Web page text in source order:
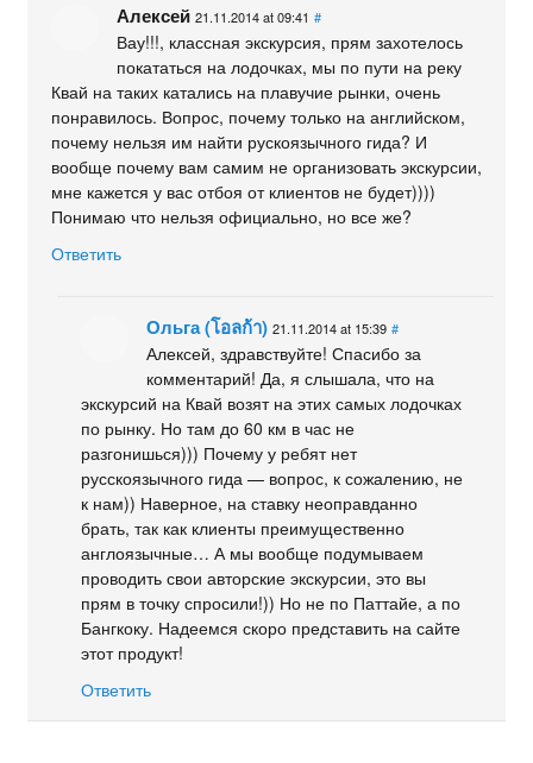
Алексей 21.11.2014 at 09:41 #
Вау!!!, классная экскурсия, прям захотелось
покататься на лодочках, мы по пути на реку
Квай на таких катались на плавучие рынки, очень
понравилось. Вопрос, почему только на английском,
почему нельзя им найти рускоязычного гида? И
вообще почему вам самим не организовать экскурсии,
мне кажется у вас отбоя от клиентов не будет))))
Понимаю что нельзя официально, но все же?
Ответить
Ольга (โอลก้า) 21.11.2014 at 15:39 #
Алексей, здравствуйте! Спасибо за
комментарий! Да, я слышала, что на
экскурсий на Квай возят на этих самых лодочках
по рынку. Но там до 60 км в час не
разгонишься))) Почему у ребят нет
русскоязычного гида — вопрос, к сожалению, не
к нам)) Наверное, на ставку неоправданно
брать, так как клиенты преимущественно
англоязычные… А мы вообще подумываем
проводить свои авторские экскурсии, это вы
прям в точку спросили!)) Но не по Паттайе, а по
Бангкоку. Надеемся скоро представить на сайте
этот продукт!
Ответить